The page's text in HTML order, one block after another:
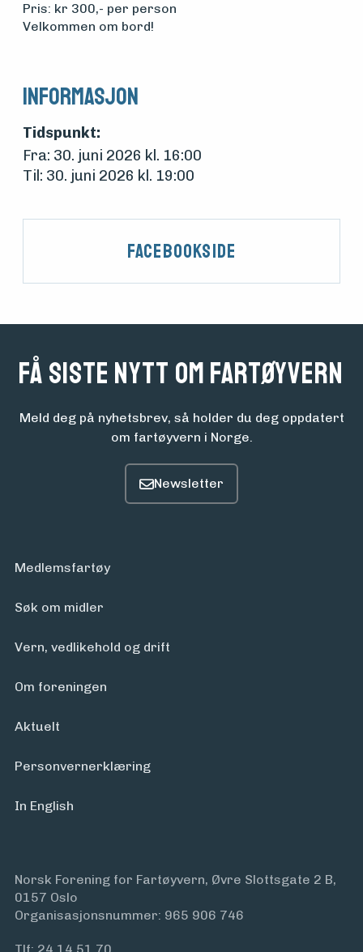
Arrangementer
Pris: kr 300,- per person
Velkommen om bord!
Informasjon
Tidspunkt:
Fra: 30. juni 2026 kl. 16:00
Til: 30. juni 2026 kl. 19:00
Facebookside
Få siste nytt om fartøyvern
Meld deg på nyhetsbrev, så holder du deg oppdatert
om fartøyvern i Norge.
Medlemsfartøy
Søk om midler
Vern, vedlikehold og drift
Om foreningen
Aktuelt
Personvern­erklæring
In English
Norsk Forening for Fartøyvern, Øvre Slottsgate 2 B,
0157 Oslo
Organisasjonsnummer: 965 906 746